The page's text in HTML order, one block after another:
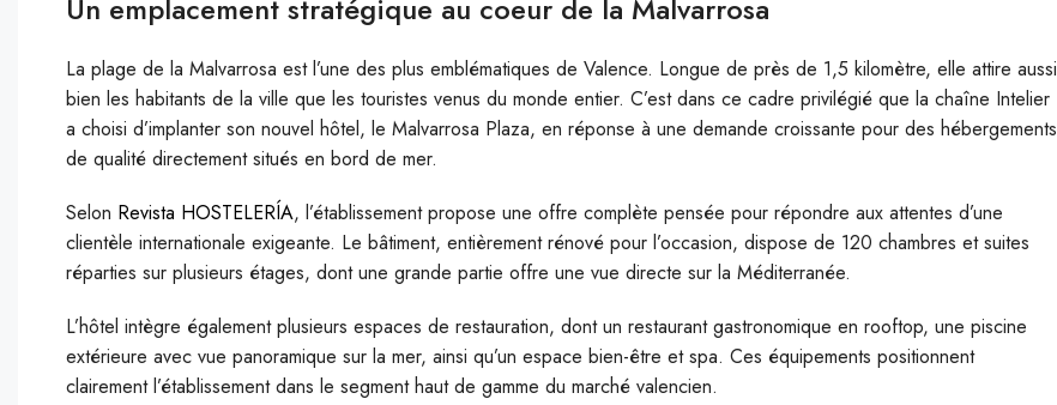
Un emplacement stratégique au coeur de la Malvarrosa
La plage de la Malvarrosa est l’une des plus emblématiques de Valence. Longue de près de 1,5 kilomètre, elle attire aussi
bien les habitants de la ville que les touristes venus du monde entier. C’est dans ce cadre privilégié que la chaîne Intelier
a choisi d’implanter son nouvel hôtel, le Malvarrosa Plaza, en réponse à une demande croissante pour des hébergements
de qualité directement situés en bord de mer.
Selon Revista HOSTELERÍA, l’établissement propose une offre complète pensée pour répondre aux attentes d’une
clientèle internationale exigeante. Le bâtiment, entièrement rénové pour l’occasion, dispose de 120 chambres et suites
réparties sur plusieurs étages, dont une grande partie offre une vue directe sur la Méditerranée.
L’hôtel intègre également plusieurs espaces de restauration, dont un restaurant gastronomique en rooftop, une piscine
extérieure avec vue panoramique sur la mer, ainsi qu’un espace bien-être et spa. Ces équipements positionnent
clairement l’établissement dans le segment haut de gamme du marché valencien.